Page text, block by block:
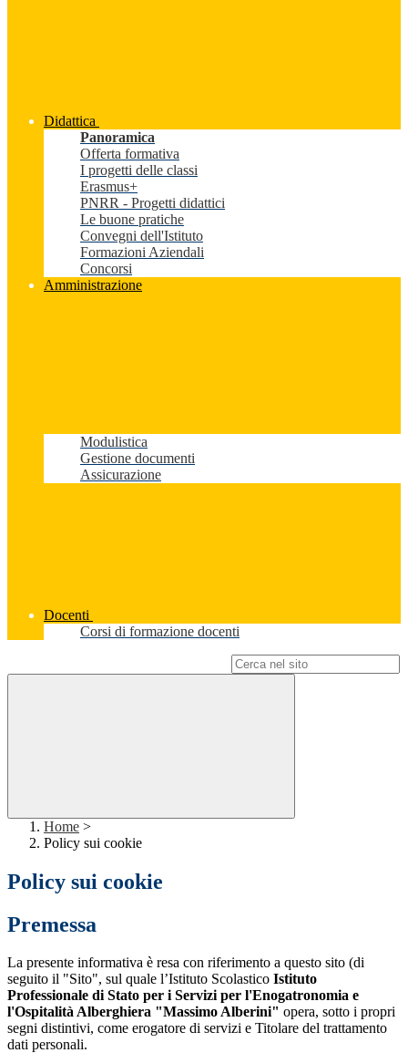
Didattica
Panoramica
Offerta formativa
I progetti delle classi
Erasmus+
PNRR - Progetti didattici
Le buone pratiche
Convegni dell'Istituto
Formazioni Aziendali
Concorsi
Amministrazione
Modulistica
Gestione documenti
Assicurazione
Docenti
Corsi di formazione docenti
Home >
Policy sui cookie
Policy sui cookie
Premessa
La presente informativa è resa con riferimento a questo sito (di
seguito il "Sito", sul quale l’Istituto Scolastico Istituto
Professionale di Stato per i Servizi per l'Enogatronomia e
l'Ospitalità Alberghiera "Massimo Alberini" opera, sotto i propri
segni distintivi, come erogatore di servizi e Titolare del trattamento
dati personali.